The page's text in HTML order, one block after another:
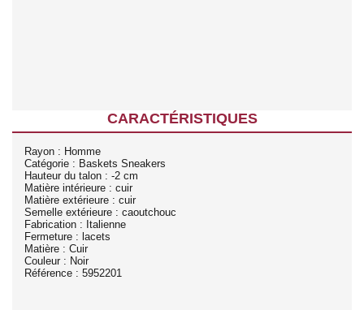
CARACTÉRISTIQUES
Rayon : Homme
Catégorie : Baskets Sneakers
Hauteur du talon : -2 cm
Matière intérieure : cuir
Matière extérieure : cuir
Semelle extérieure : caoutchouc
Fabrication : Italienne
Fermeture : lacets
Matière : Cuir
Couleur : Noir
Référence : 5952201